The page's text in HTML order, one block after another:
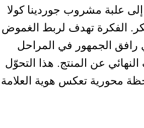
علبة مشروب جوردينا كولا
الفكرة تهدف لربط الغموض
رافق الجمهور في المراحل
عن المنتج. هذا التحوّل
محورية تعكس هوية العلامة